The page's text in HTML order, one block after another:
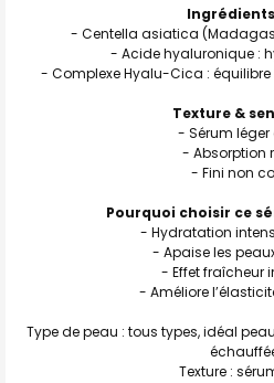
- Centella asiatica
- Acide hyaluronique :
- Complexe Hyalu-Cica :
Texture &
- Sérum léger
- Absorption
- Fini non
Pourquoi choisir ce
- Hydratation
- Apaise les
- Effet fraîcheur
- Améliore
Type de peau : tous types, idéal
Texture :